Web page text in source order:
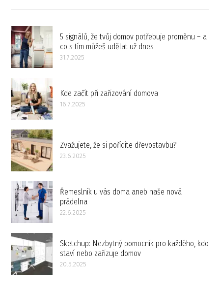
5 signálů, že tvůj domov potřebuje proměnu – a
co s tím můžeš udělat už dnes
31.7.2025
Kde začít při zařizování domova
16.7.2025
Zvažujete, že si pořídíte dřevostavbu?
23.6.2025
Řemeslník u vás doma aneb naše nová
prádelna
22.6.2025
Sketchup: Nezbytný pomocník pro každého, kdo
staví nebo zařizuje domov
20.5.2025